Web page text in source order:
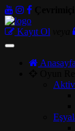
Kayıt Ol
Toggle
navigationAnasayfa